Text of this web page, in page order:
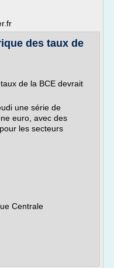
des taux de
de la BCE devrait
une série de
euro, avec des
les secteurs
Centrale